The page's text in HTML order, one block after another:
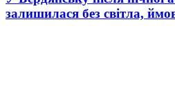
залишилася без світла,